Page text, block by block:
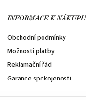
INFORMACE K NÁKUPU
Obchodní podmínky
Možnosti platby
Reklamační řád
Garance spokojenosti